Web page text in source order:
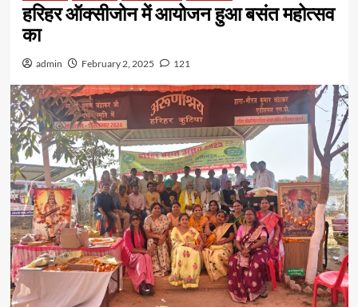
हरिहर ऑक्सीजोन में आयोजन हुआ बसंत महोत्सव
का
admin February 2, 2025 121